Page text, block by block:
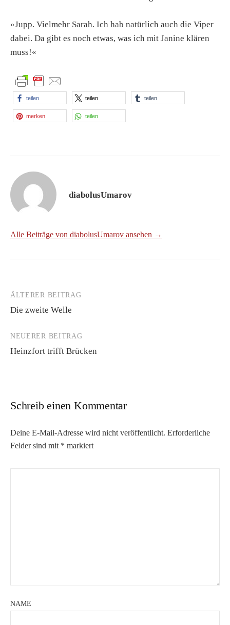
»Jupp. Vielmehr Sarah. Ich hab natürlich auch die Viper
dabei. Da gibt es noch etwas, was ich mit Janine klären
muss!«
teilen teilen teilen
merken teilen
diabolusUmarov
Alle Beiträge von diabolusUmarov ansehen →
Beitrags-
Navigation
ÄLTERER BEITRAG
Die zweite Welle
NEUERER BEITRAG
Heinzfort trifft Brücken
Schreib einen Kommentar
Deine E-Mail-Adresse wird nicht veröffentlicht. Erforderliche
Felder sind mit * markiert
NAME